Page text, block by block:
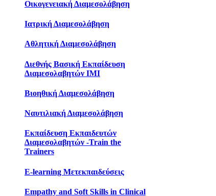
Οικογενειακή Διαμεσολάβηση
Ιατρική Διαμεσολάβηση
Αθλητική Διαμεσολάβηση
Διεθνής Βασική Εκπαίδευση
Διαμεσολαβητών IMI
Βιοηθική Διαμεσολάβηση
Ναυτιλιακή Διαμεσολάβηση
Εκπαίδευση Εκπαιδευτών
Διαμεσολαβητών -Train the
Trainers
E-learning Μετεκπαιδεύσεις
Empathy and Soft Skills in Clinical